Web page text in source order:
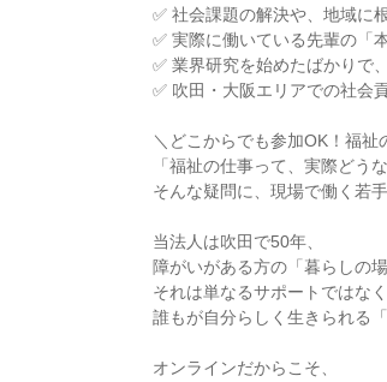
✅ 社会課題の解決や、地域に
✅ 実際に働いている先輩の「
✅ 業界研究を始めたばかりで
✅ 吹田・大阪エリアでの社会
＼どこからでも参加OK！福
「福祉の仕事って、実際どうな
そんな疑問に、現場で働く若
当法人は吹田で50年、
障がいがある方の「暮らしの
それは単なるサポートではなく
誰もが自分らしく生きられる
オンラインだからこそ、